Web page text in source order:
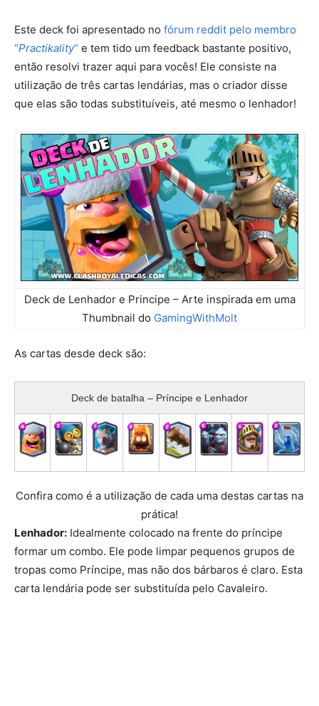
Este deck foi apresentado no fórum reddit pelo membro
“Practikality“ e tem tido um feedback bastante positivo,
então resolvi trazer aqui para vocês! Ele consiste na
utilização de três cartas lendárias, mas o criador disse
que elas são todas substituíveis, até mesmo o lenhador!
Deck de Lenhador e Principe – Arte inspirada em uma
Thumbnail do GamingWithMolt
As cartas desde deck são:
Deck de batalha – Príncipe e Lenhador
Confira como é a utilização de cada uma destas cartas na
prática!
Lenhador: Idealmente colocado na frente do príncipe
formar um combo. Ele pode limpar pequenos grupos de
tropas como Príncipe, mas não dos bárbaros é claro. Esta
carta lendária pode ser substituída pelo Cavaleiro.